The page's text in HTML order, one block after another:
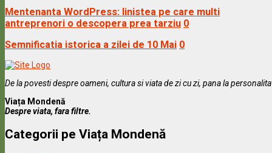
Mentenanta WordPress: linistea pe care multi
antreprenori o descopera prea tarziu 0
Semnificatia istorica a zilei de 10 Mai 0
De la povesti despre oameni, cultura si viata de zi cu zi, pana la
Viața Mondenă
Despre viata, fara filtre.
Categorii pe Viața Mondenă